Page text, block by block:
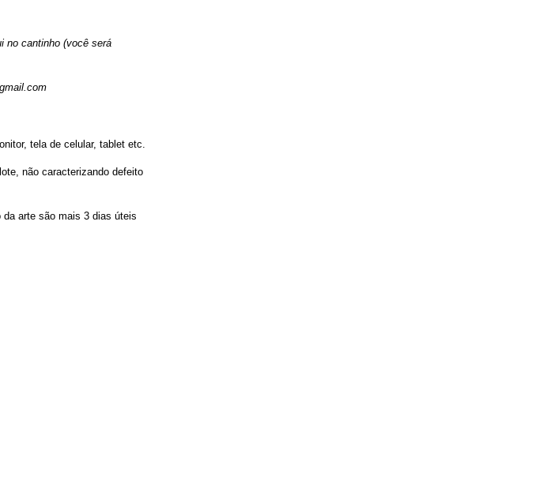
no cantinho (você será
tela de celular, tablet etc.
não caracterizando defeito
arte são mais 3 dias úteis